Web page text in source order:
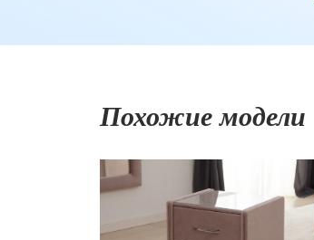
Похожие модели